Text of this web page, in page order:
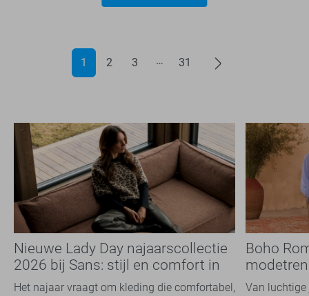
1 2 3 31
Nieuwe Lady Day najaarscollectie
2026 bij Sans: stijl en comfort in
travelkwaliteit
Het najaar vraagt om kleding die comfortabel,
Boho
overal
Van luchtige